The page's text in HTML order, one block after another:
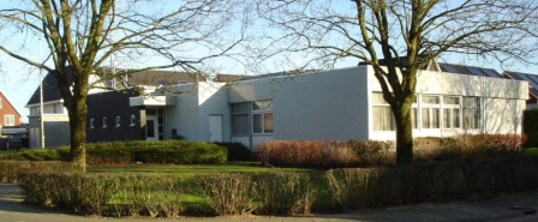
Ga
naar
de
inhoud